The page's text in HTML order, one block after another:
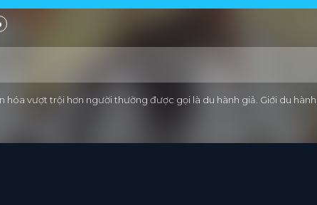
vượt trội hơn người thường được gọi là du hành giả. Giới du